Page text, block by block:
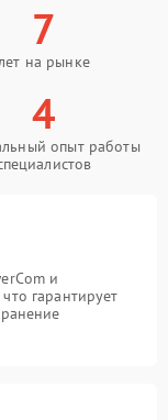
7
на рынке
4
опыт работы
и
гарантирует